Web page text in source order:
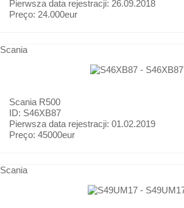
Pierwsza data rejestracji: 26.09.2018
Preço: 24.000eur
Scania
Scania R500
ID: S46XB87
Pierwsza data rejestracji: 01.02.2019
Preço: 45000eur
Scania